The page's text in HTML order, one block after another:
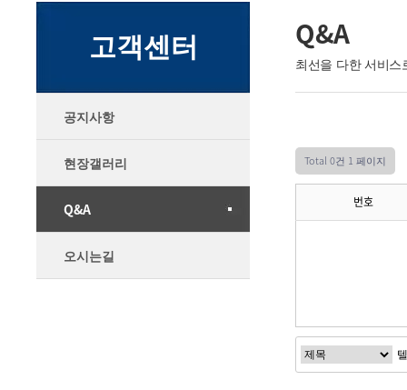
고객센터
공지사항
현장갤러리
Q&A
오시는길
Q&A
최선을 다한 서비
Total 0건 1 페이지
번호